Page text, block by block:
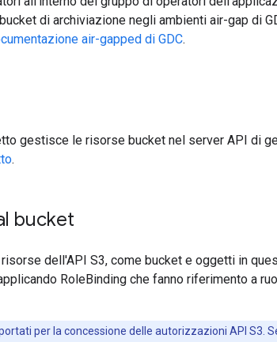
di archiviazione negli ambienti air-gap di
air-gapped di GDC.
gestisce le risorse bucket nel server API di
.
bucket
dell'API S3, come bucket e oggetti in
RoleBinding che fanno riferimento a
per la concessione delle autorizzazioni API S3.